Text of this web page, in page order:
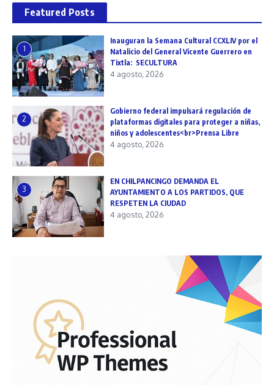
Featured Posts
1
Inauguran la Semana Cultural CCXLIV por el
Natalicio del General Vicente Guerrero en
Tixtla: SECULTURA
4 agosto, 2026
2
Gobierno federal impulsará regulación de
plataformas digitales para proteger a niñas,
niños y adolescentes<br>Prensa Libre
4 agosto, 2026
3
EN CHILPANCINGO DEMANDA EL
AYUNTAMIENTO A LOS PARTIDOS, QUE
RESPETEN LA CIUDAD
4 agosto, 2026